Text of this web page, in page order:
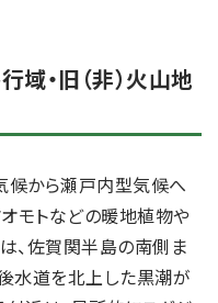
域・旧（非）火山地
候から瀬戸内型気候へ
モトなどの暖地植物や
、佐賀関半島の南側ま
水道を北上した黒潮が